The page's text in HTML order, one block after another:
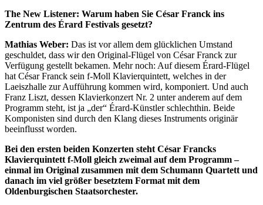
The New Listener: Warum haben Sie César Franck ins
Zentrum des Érard Festivals gesetzt?
Mathias Weber: Das ist vor allem dem glücklichen Umstand
geschuldet, dass wir den Original-Flügel von César Franck zur
Verfügung gestellt bekamen. Mehr noch: Auf diesem Érard-Flügel
hat César Franck sein f-Moll Klavierquintett, welches in der
Laeiszhalle zur Aufführung kommen wird, komponiert. Und auch
Franz Liszt, dessen Klavierkonzert Nr. 2 unter anderem auf dem
Programm steht, ist ja „der“ Érard-Künstler schlechthin. Beide
Komponisten sind durch den Klang dieses Instruments originär
beeinflusst worden.
Bei den ersten beiden Konzerten steht César Francks
Klavierquintett f-Moll gleich zweimal auf dem Programm –
einmal im Original zusammen mit dem Schumann Quartett und
danach im viel größer besetztem Format mit dem
Oldenburgischen Staatsorchester.